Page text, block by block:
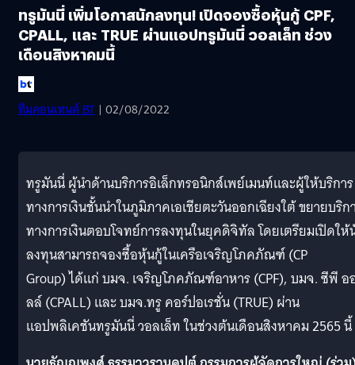
ทรูมันนี่ เพิ่มโอกาสนักลงทุน! เปิดจองซื้อหุ้นกู้ CPF,
CPALL, และ TRUE ผ่านแอปทรูมันนี่ วอลเล็ท ช่วง
เดือนสิงหาคมนี้
ทีมคอนเทนต์ BT | 02/08/2022
ทรูมันนี่ ผู้นำด้านบริการอิเล็กทรอนิกส์เพย์เมนท์และผู้ให้บริการ
ทางการเงินชั้นนำในภูมิภาคเอเชียตะวันออกเฉียงใต้ ขยายบริก
ทางการเงินตอบโจทย์การลงทุนในยุคดิจิทัล โดยเตรียมเปิดให้
ลงทุนสามารถจองซื้อหุ้นกู้ในเครือเจริญโภคภัณฑ์ (CP
Group) ได้แก่ บมจ. เจริญโภคภัณฑ์อาหาร (CPF), บมจ. ซีพี อ
ลล์ (CPALL) และ บมจ.ทรู คอร์ปอเรชั่น (TRUE) ผ่าน
แอปพลิเคชันทรูมันนี่ วอลเล็ท ในช่วงต้นเดือนสิงหาคม 2565 นี้